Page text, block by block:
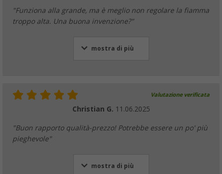
"Funziona alla grande, ma è meglio non regolare la fiamma
troppo alta. Una buona invenzione?"
mostra di più
Valutazione verificata
Christian G. 11.06.2025
"Buon rapporto qualità-prezzo! Potrebbe essere un po' più
pieghevole"
mostra di più